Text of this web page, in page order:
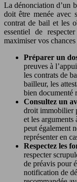
La dénonciation d’un
doit être menée avec
contrat de bail et les
essentiel de
maximiser vos
Préparer un
preuves à
les contrats de
bailleur, les
bien documenté
Consultez un
droit immobilier
et les
peut également
représenter en
Respectez les
respecter
de préavis pour
notification de